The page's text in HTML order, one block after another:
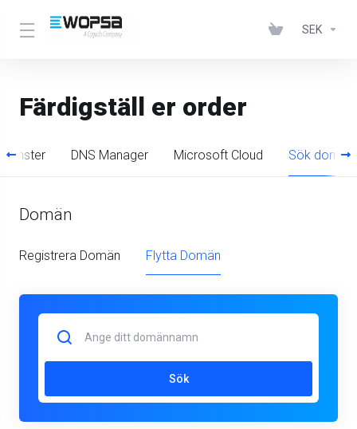
SEK
Färdigställ er order
DNS Manager Microsoft Cloud Sök domän
Domän
Registrera Domän Flytta Domän
Sök